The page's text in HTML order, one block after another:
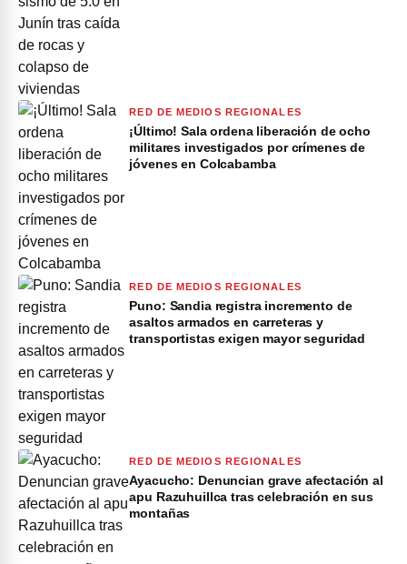
RED DE MEDIOS REGIONALES
¡Último! Sala ordena liberación de ocho
militares investigados por crímenes de
jóvenes en Colcabamba
RED DE MEDIOS REGIONALES
Puno: Sandia registra incremento de
asaltos armados en carreteras y
transportistas exigen mayor seguridad
RED DE MEDIOS REGIONALES
Ayacucho: Denuncian grave afectación al
apu Razuhuillca tras celebración en sus
montañas